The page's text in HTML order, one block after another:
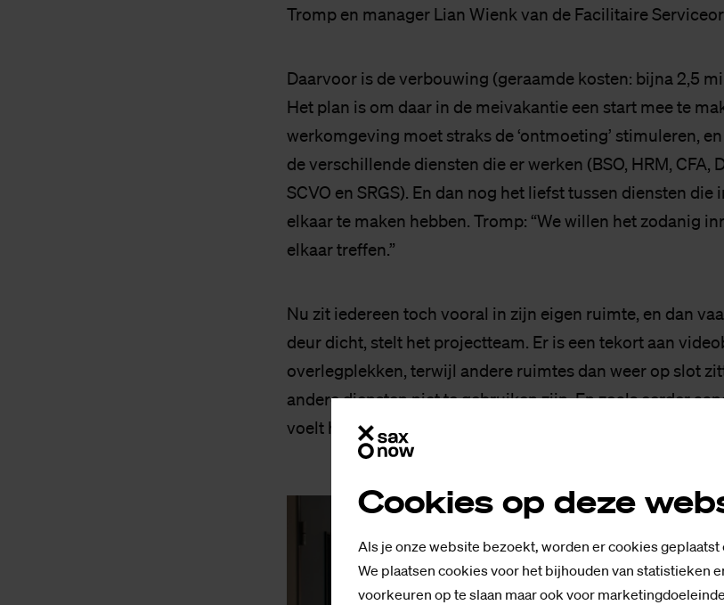
Cookies op deze
Als je onze website bezoekt, worden er cookies geplaatst
We plaatsen cookies voor het bijhouden van statistieken
voorkeuren op te slaan maar ook voor
Tromp en manager Lian Wienk van de Facilitaire
Daarvoor is de verbouwing (geraamde kosten: bijna 2,5
Het plan is om daar in de meivakantie een start mee te
werkomgeving moet straks de ‘ontmoeting’ stimuleren,
de verschillende diensten die er werken (BSO, HRM, CFA,
SCVO en SRGS). En dan nog het liefst tussen diensten
elkaar te maken hebben. Tromp: “We willen het zodanig
elkaar treffen.”
Nu zit iedereen toch vooral in zijn eigen ruimte, en dan
deur dicht, stelt het projectteam. Er is een tekort aan
overlegplekken, terwijl andere ruimtes dan weer op slot
andere diensten niet te gebruiken zijn. En zoals eerder
voelt het vaak leeg op de vijfde.